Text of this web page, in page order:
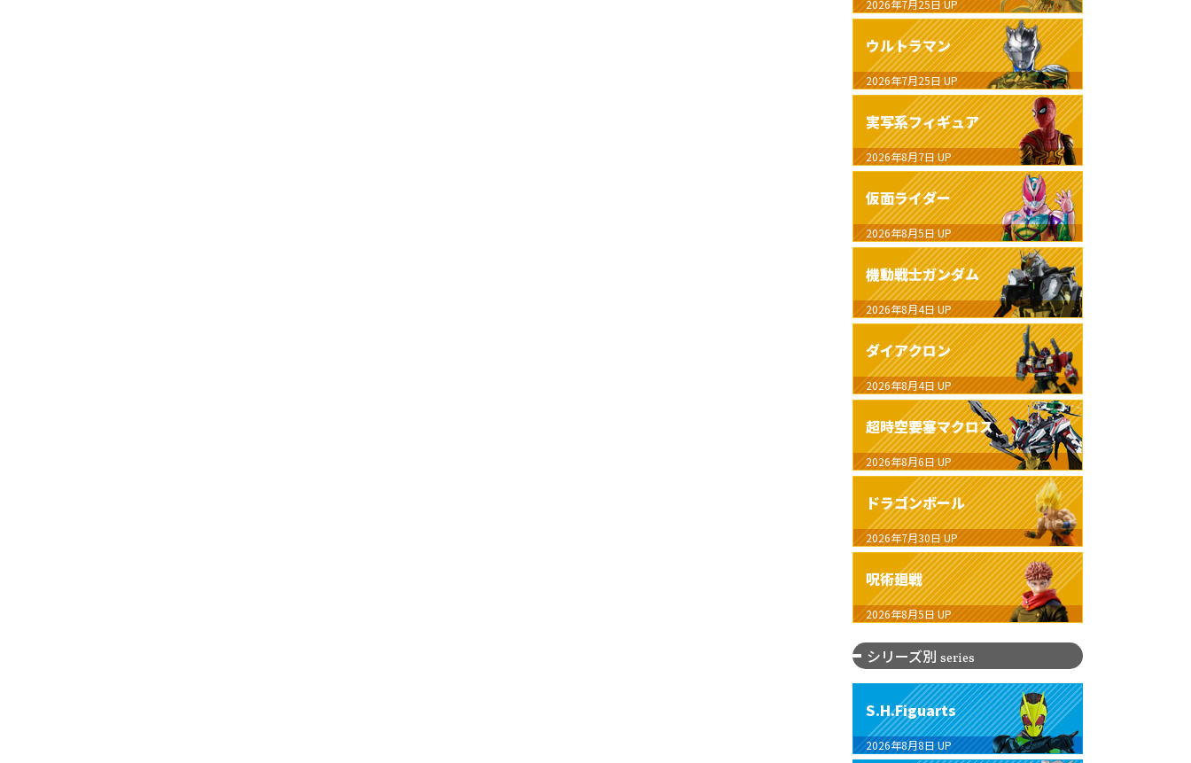
2026年7月25日 UP
ウルトラマン
2026年7月25日 UP
実写系フィギュア
2026年8月7日 UP
仮面ライダー
2026年8月5日 UP
機動戦士ガンダム
2026年8月4日 UP
ダイアクロン
2026年8月4日 UP
超時空要塞マクロス
2026年8月6日 UP
ドラゴンボール
2026年7月30日 UP
呪術廻戦
2026年8月5日 UP
シリーズ別 series
S.H.Figuarts
2026年8月8日 UP